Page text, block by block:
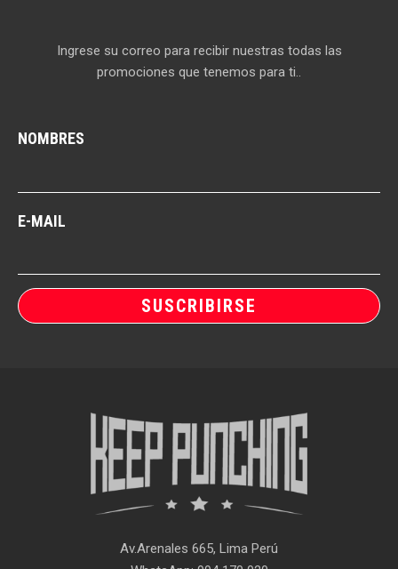
Ingrese su correo para recibir nuestras todas las
promociones que tenemos para ti..
NOMBRES
E-MAIL
SUSCRIBIRSE
Av.Arenales 665, Lima Perú